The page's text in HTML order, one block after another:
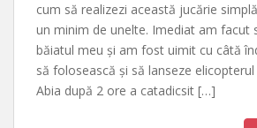
cum să realizezi această jucărie
un minim de unelte. Imediat am facut
băiatul meu și am fost uimit cu câtă
să folosească și să lanseze
Abia după 2 ore a catadicsit […]